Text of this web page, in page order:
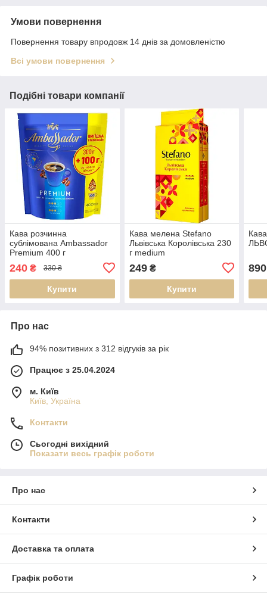
Умови повернення
Повернення товару впродовж 14 днів за домовленістю
Всі умови повернення
Подібні товари компанії
Кава розчинна
сублімована Ambassador
Premium 400 г
240 ₴ 330 ₴
Купити
Кава мелена Stefano
Львівська Королівська 230
г medium
249₴
Купити
890
Про нас
94% позитивних з 312 відгуків за рік
Працює з 25.04.2024
м. Київ
Київ, Україна
Контакти
Сьогодні вихідний
Показати весь графік роботи
Про нас
Контакти
Доставка та оплата
Графік роботи